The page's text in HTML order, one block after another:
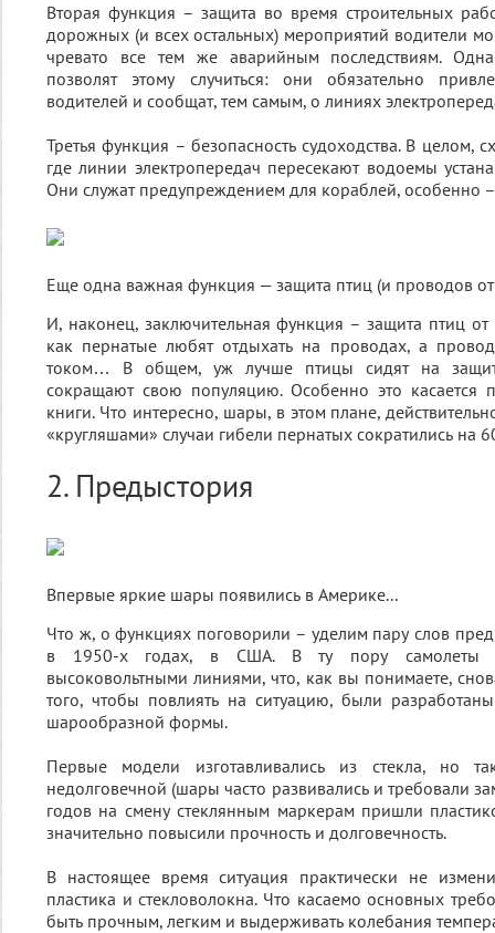
Вторая функция – защита во время строительных
дорожных (и всех остальных) мероприятий водители
чревато все тем же аварийным последствиям.
позволят этому случиться: они обязательно
водителей и сообщат, тем самым, о линиях
Третья функция – безопасность судоходства. В целом,
где линии электропередач пересекают водоемы
Они служат предупреждением для кораблей, особенно
Еще одна важная функция — защита птиц (и проводов от
И, наконец, заключительная функция – защита птиц от
как пернатые любят отдыхать на проводах, а
током… В общем, уж лучше птицы сидят на
сокращают свою популяцию. Особенно это касается
книги. Что интересно, шары, в этом плане,
«кругляшами» случаи гибели пернатых сократились на
2. Предыстория
Впервые яркие шары появились в Америке...
Что ж, о функциях поговорили – уделим пару слов
в 1950-х годах, в США. В ту пору самолеты
высоковольтными линиями, что, как вы понимаете,
того, чтобы повлиять на ситуацию, были
шарообразной формы.
Первые модели изготавливались из стекла, но
недолговечной (шары часто развивались и требовали
годов на смену стеклянным маркерам пришли
значительно повысили прочность и долговечность.
В настоящее время ситуация практически не
пластика и стекловолокна. Что касаемо основных
быть прочным, легким и выдерживать колебания